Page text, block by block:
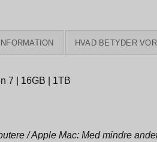
HVAD BETYDER
7 | 16GB | 1TB
/ Apple Mac: Med mindre